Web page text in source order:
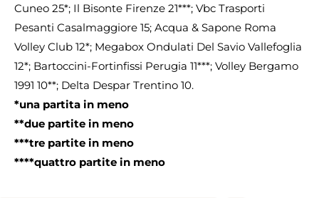
Cuneo 25*; Il Bisonte Firenze 21***; Vbc Trasporti
Pesanti Casalmaggiore 15; Acqua & Sapone Roma
Volley Club 12*; Megabox Ondulati Del Savio Vallefoglia
12*; Bartoccini-Fortinfissi Perugia 11***; Volley Bergamo
1991 10**; Delta Despar Trentino 10.
*una partita in meno
**due partite in meno
***tre partite in meno
****quattro partite in meno